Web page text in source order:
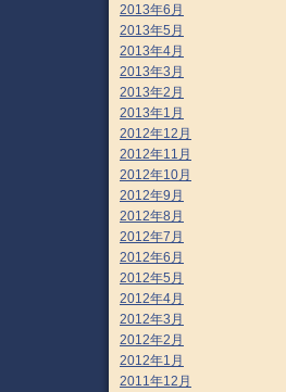
2013年6月
2013年5月
2013年4月
2013年3月
2013年2月
2013年1月
2012年12月
2012年11月
2012年10月
2012年9月
2012年8月
2012年7月
2012年6月
2012年5月
2012年4月
2012年3月
2012年2月
2012年1月
2011年12月